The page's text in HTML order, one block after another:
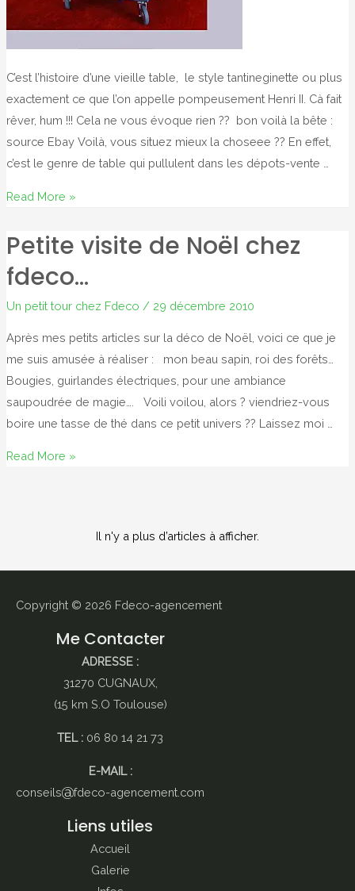
C’est l’histoire d’une vieille table, le style tantineginette ou plus
exactement ce que l’on appelle pompeusement Henri II. Cà fait
rêver, hum !!! Cela ne vous évoque rien ?? bon voilà la bête :
source Ebay Voilà, vous situez mieux la choseee ?? En effet,
c’est le genre de table qui pullulent dans les dépots-vente …
Ma
basse
Read More »
Petite visite de Noël chez
fdeco…
Un petit tour chez Fdeco / 29 décembre 2010
Après mes petits articles sur la déco de Noël, voici ce que je
me suis amusée à réaliser : mon beau sapin, roi des forêts…
Bougies, guirlandes électriques, pour une ambiance
saupoudrée de magie…. Voili voilou, alors ? viendriez-vous
boire une tasse de thé dans ce petit univers ?? Laissez moi …
Petite
Read More »
Il n'y a plus d’articles à afficher.
Copyright © 2026 Fdeco-agencement
Me Contacter
ADRESSE :
31270 CUGNAUX,
(15 km S.O Toulouse)
TEL : 06 80 14 21 73
E-MAIL :
conseils
fdeco-agencement.com
Liens utiles
Accueil
Galerie